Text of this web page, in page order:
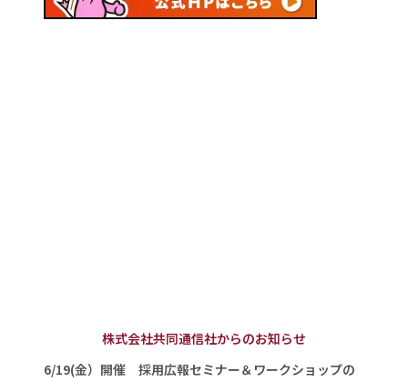
株式会社共同通信社からのお知らせ
6/19(金）開催 採用広報セミナー＆ワークショップの